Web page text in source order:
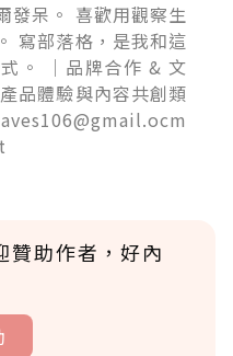
發呆。 喜歡用觀察生
寫部落格，是我和這
。 ｜品牌合作 & 文
品體驗與內容共創類
贊助作者，好內